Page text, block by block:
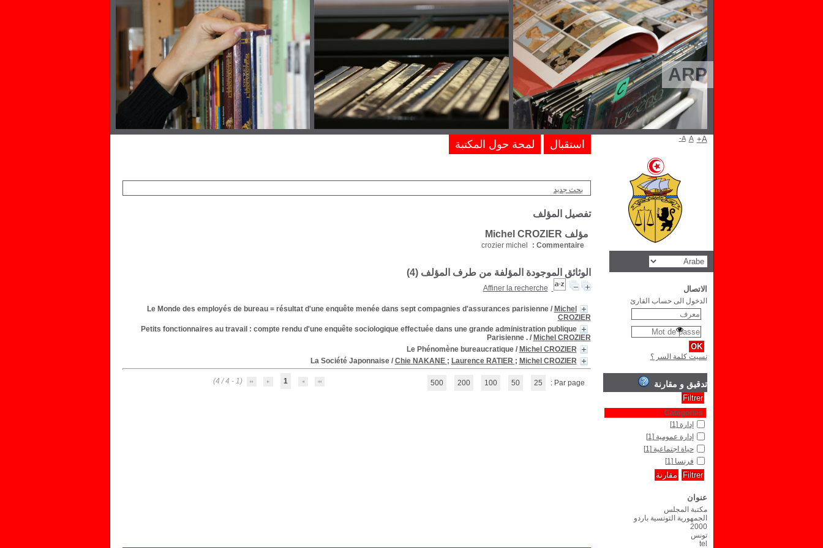
ARP
بحث جديد
تفصيل المؤلف
مؤلف Michel CROZIER
Commentaire :
crozier michel
الوثائق الموجودة المؤلفة من طرف المؤلف (4
)
Affiner la recherche
Le Monde des employés de bureau = résultat d'une enquête menée dans sept compagnies d'assurances parisienne/ Michel
CROZIER
Petits fonctionnaires au travail : compte rendu d'une enquête sociologique effectuée dans une grande administration publique
Parisienne ./ Michel CROZIER
Le Phénomène bureaucratique/ Michel CROZIER
La Société Japonnaise/ Chie NAKANE ; Laurence RATIER ; Michel CROZIER
1
(1 - 4 / 4) Par page :
25
50
100
200
500
استقبال لمحة حول المكتبة A- A A+
الاتصال
الدخول الى حساب القارئ
نسيت كلمة السر ؟
تدقيق و مقارنة
Catégories
إدارة [1]
إدارة عمومية [1]
حياة اجتماعية [1]
فرنسا [1]
عنوان
مكتبة المجلس
الجمهورية التونسية باردو
2000
تونس
tel